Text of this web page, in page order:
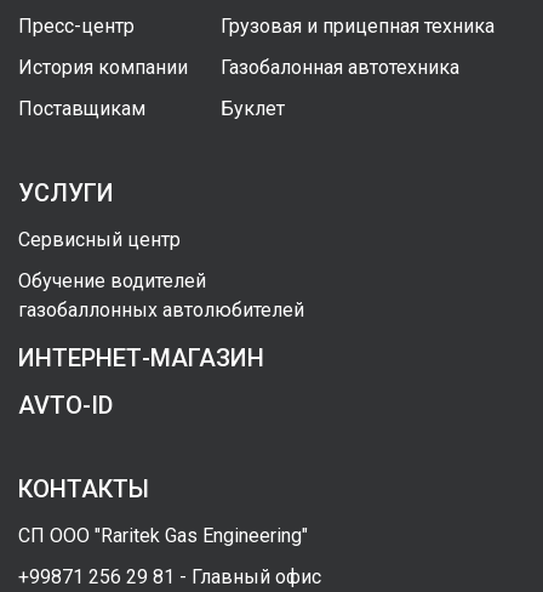
Пресс-центр
История компании
Поставщикам
Грузовая и прицепная техника
Газобалонная автотехника
Буклет
УСЛУГИ
Сервисный центр
Обучение водителей
газобаллонных автолюбителей
ИНТЕРНЕТ-МАГАЗИН
AVTO-ID
КОНТАКТЫ
СП ООО "Raritek Gas Engineering"
+99871 256 29 81 - Главный офис